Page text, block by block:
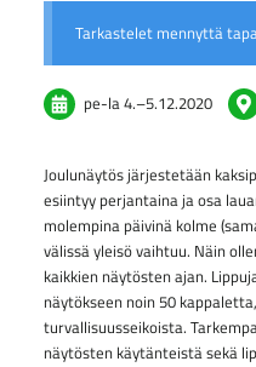
Tarkastelet mennyttä
pe-la4.–5.12.2020
Joulunäytös järjestetään
esiintyy perjantaina ja osa
molempina päivinä kolme
välissä yleisö vaihtuu. Näin
kaikkien näytösten ajan.
näytökseen noin 50
turvallisuusseikoista.
näytösten käytänteistä sekä